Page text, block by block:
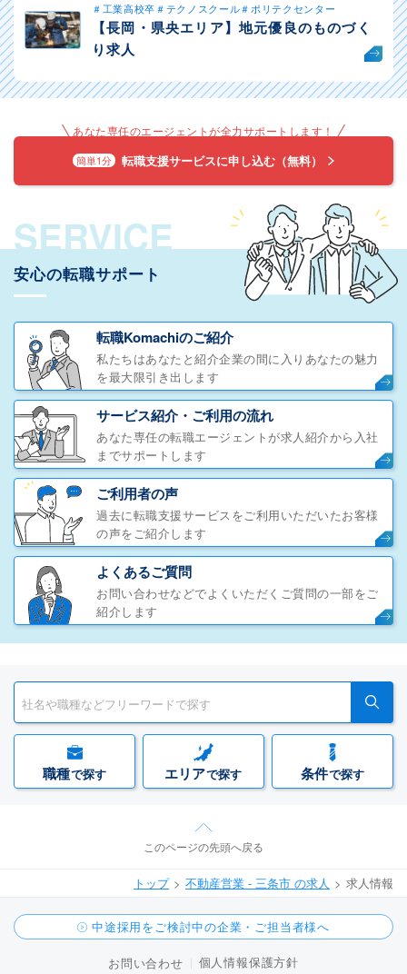
＃工業高校卒＃テクノスクール＃ポリテクセンター
【長岡・県央エリア】地元優良のものづく
り求人
あなた専任のエージェントが全力サポートします！
簡単1分 転職支援サービスに申し込む（無料）
SERVICE
安心の転職サポート
転職Komachiのご紹介
私たちはあなたと紹介企業の間に入りあなたの魅力
を最大限引き出します
サービス紹介・ご利用の流れ
あなた専任の転職エージェントが求人紹介から入社
までサポートします
ご利用者の声
過去に転職支援サービスをご利用いただいたお客様
の声をご紹介します
よくあるご質問
お問い合わせなどでよくいただくご質問の一部をご
紹介します
職種で探す エリアで探す 条件で探す
このページの先頭へ戻る
トップ 不動産営業 - 三条市 の求人 求人情報
中途採用をご検討中の企業・ご担当者様へ
お問い合わせ 個人情報保護方針